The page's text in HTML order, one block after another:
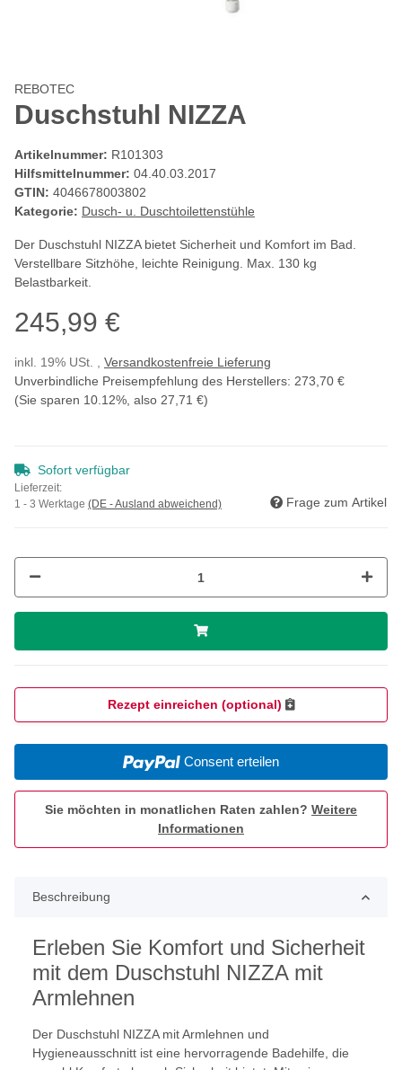
REBOTEC
Duschstuhl NIZZA
Artikelnummer: R101303
Hilfsmittelnummer: 04.40.03.2017
GTIN: 4046678003802
Kategorie: Dusch- u. Duschtoilettenstühle
Der Duschstuhl NIZZA bietet Sicherheit und Komfort im Bad.
Verstellbare Sitzhöhe, leichte Reinigung. Max. 130 kg
Belastbarkeit.
245,99 €
inkl. 19% USt. , Versandkostenfreie Lieferung
Unverbindliche Preisempfehlung des Herstellers: 273,70 €
(Sie sparen 10.12% , also 27,71 €)
Sofort verfügbar
Lieferzeit:
1 - 3 Werktage (DE - Ausland abweichend) Frage zum Artikel
Rezept einreichen (optional)
Consent erteilen
Sie möchten in monatlichen Raten zahlen? Weitere
Informationen
Beschreibung
Erleben Sie Komfort und Sicherheit
mit dem Duschstuhl NIZZA mit
Armlehnen
Der Duschstuhl NIZZA mit Armlehnen und
Hygieneausschnitt ist eine hervorragende Badehilfe, die